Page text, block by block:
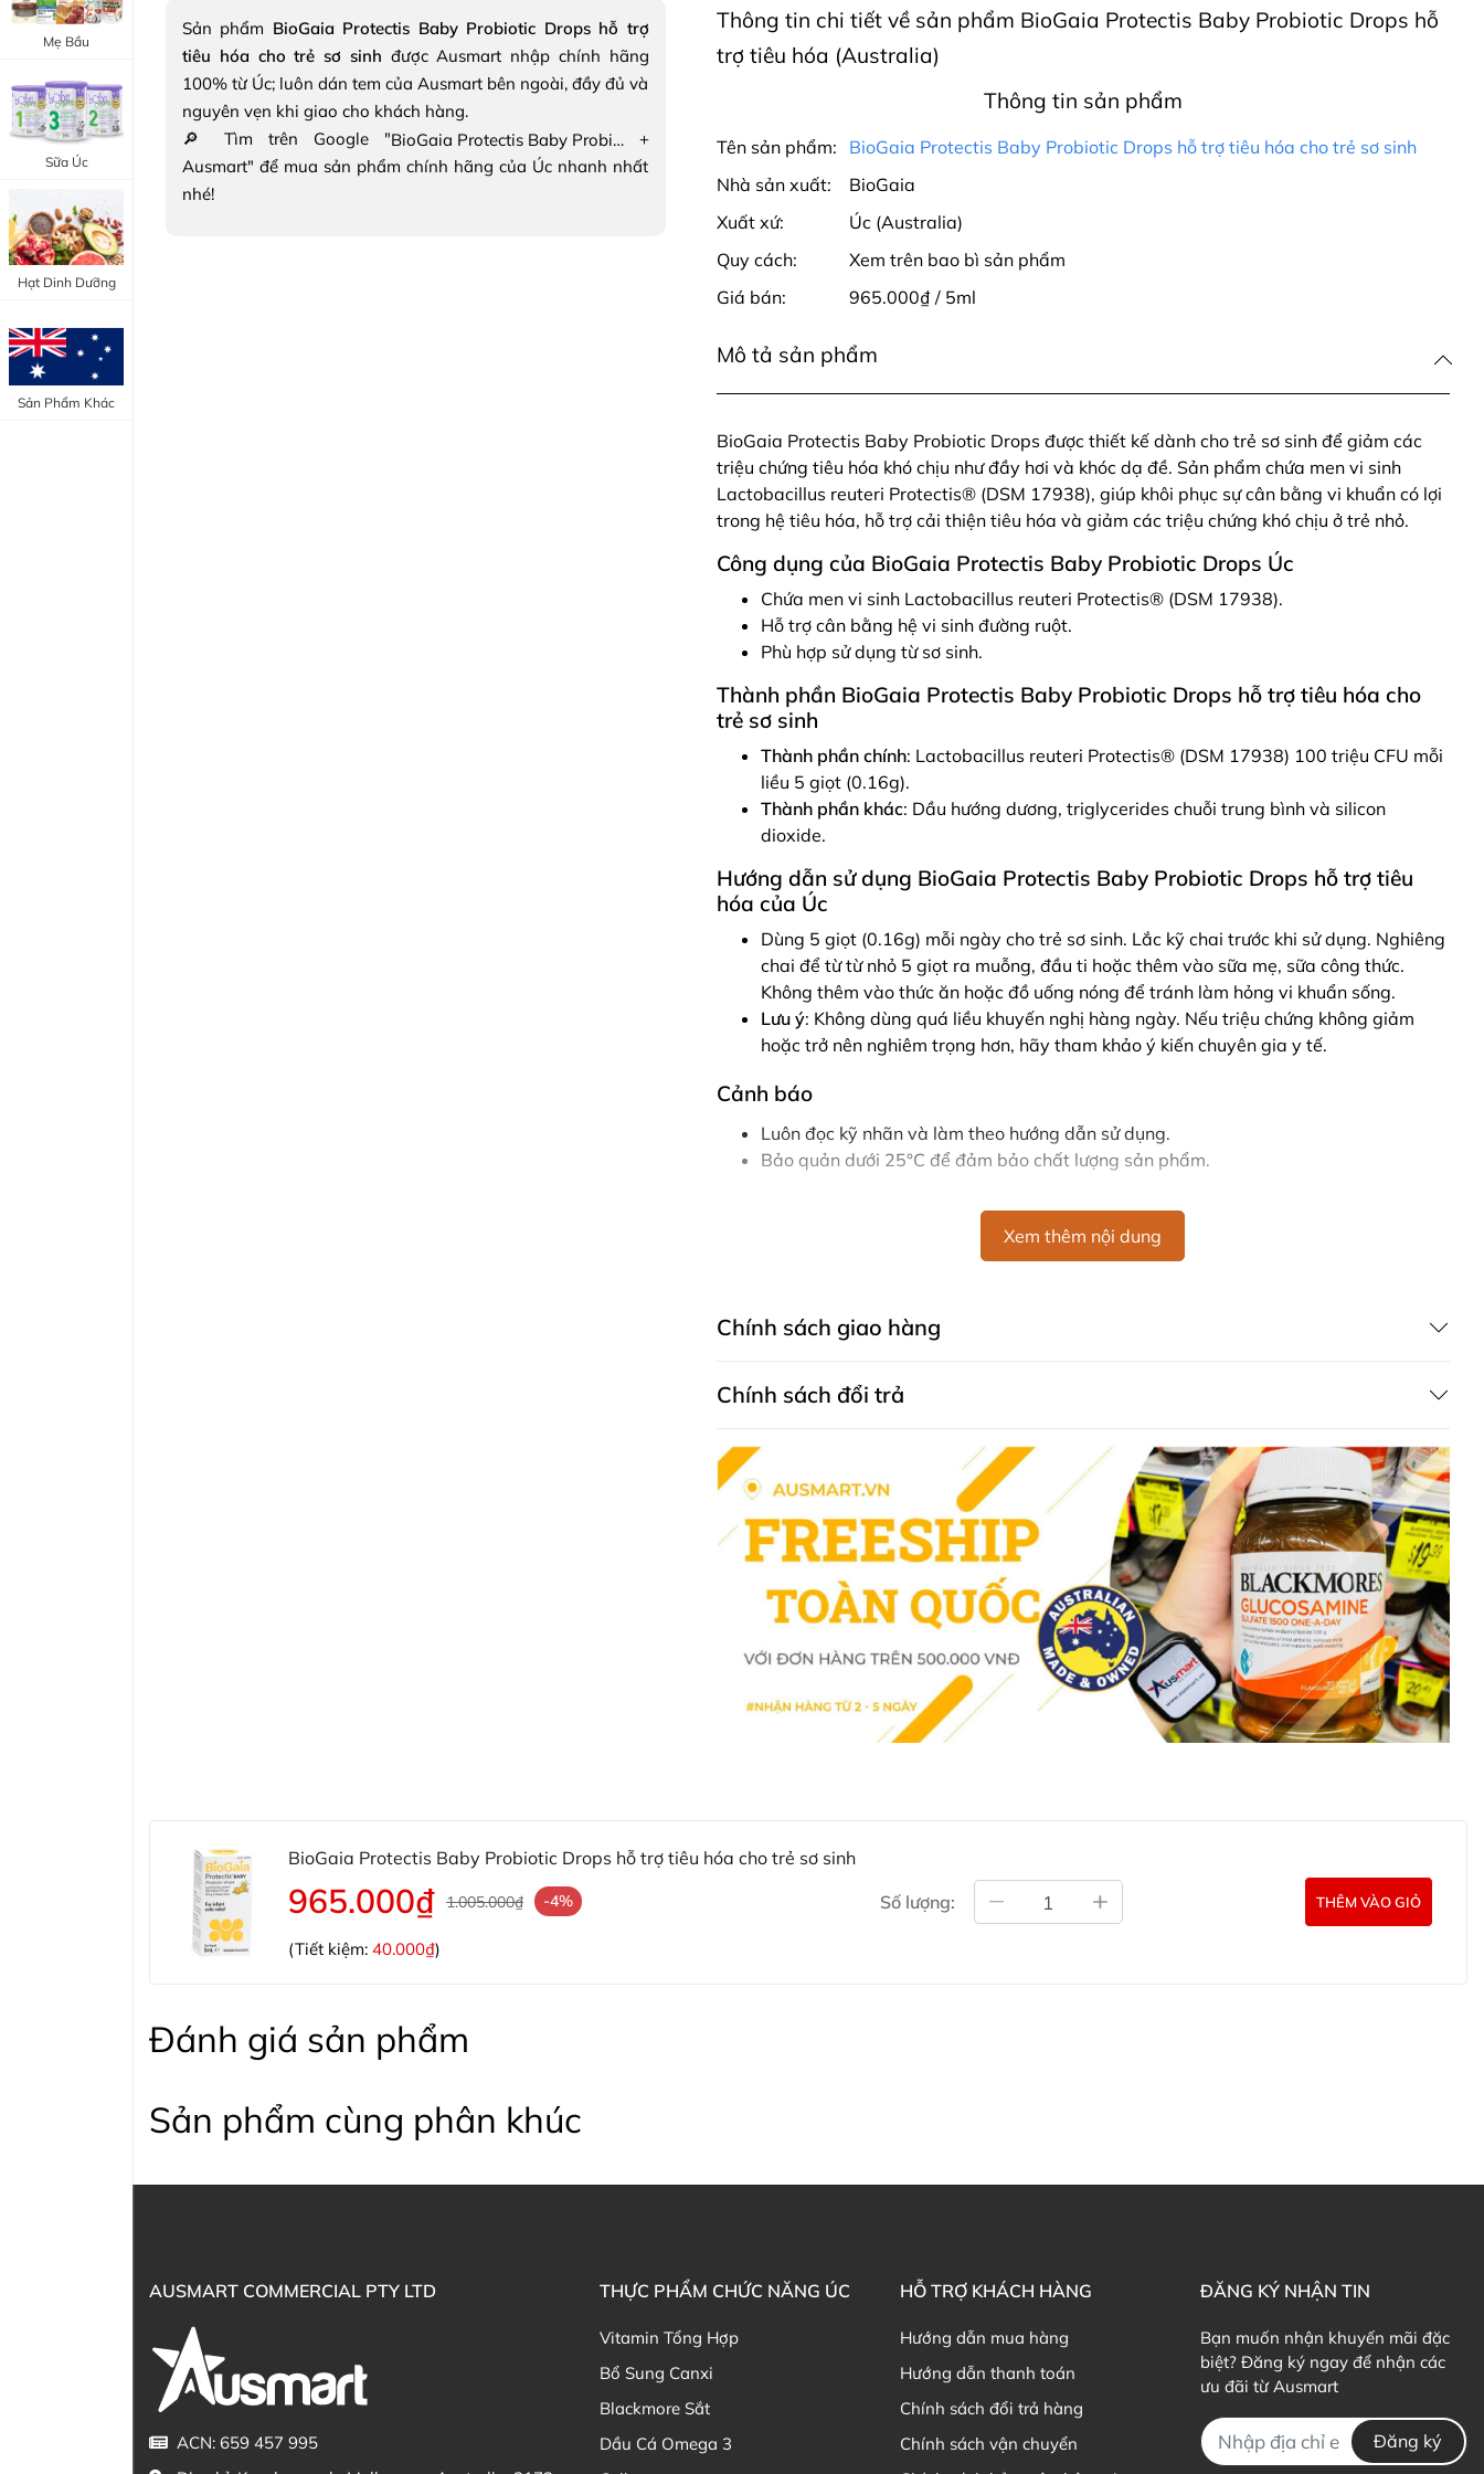
Bổ Khớp - Xương
Bổ Não - Tim Mạch
Canxi - Vitamin D
Trang Điểm Mắt
Trang Điểm Môi
Tẩy Trang - Toner
Dụng Cụ Trang Điểm
Mẹ Bầu
Sữa Úc
Hạt Dinh Dưỡng
Sản Phẩm Khác
Sản phẩm BioGaia Protectis Baby Probiotic Drops hỗ trợ
tiêu hóa cho trẻ sơ sinh được Ausmart nhập chính hãng
100% từ Úc; luôn dán tem của Ausmart bên ngoài, đầy đủ và
nguyên vẹn khi giao cho khách hàng.
🔎 Tìm trên Google "
BioGaia Protectis Baby Probiotic Drops hỗ trợ tiêu hóa cho trẻ sơ sinh+
Ausmart" để mua sản phẩm chính hãng của Úc nhanh nhất
nhé!
Thông tin chi tiết về sản phẩm BioGaia Protectis Baby Probiotic Drops hỗ
trợ tiêu hóa (Australia)
Thông tin sản phẩm
Tên sản phẩm:
BioGaia Protectis Baby Probiotic Drops hỗ trợ tiêu hóa cho trẻ sơ sinh
Nhà sản xuất:
BioGaia
Xuất xứ:
Úc (Australia)
Quy cách:
Xem trên bao bì sản phẩm
Giá bán:
965.000₫ / 5ml
Mô tả sản phẩm
BioGaia Protectis Baby Probiotic Drops được thiết kế dành cho trẻ sơ sinh để giảm các
triệu chứng tiêu hóa khó chịu như đầy hơi và khóc dạ đề. Sản phẩm chứa men vi sinh
Lactobacillus reuteri Protectis® (DSM 17938), giúp khôi phục sự cân bằng vi khuẩn có lợi
trong hệ tiêu hóa, hỗ trợ cải thiện tiêu hóa và giảm các triệu chứng khó chịu ở trẻ nhỏ.
Công dụng của BioGaia Protectis Baby Probiotic Drops Úc
Chứa men vi sinh Lactobacillus reuteri Protectis® (DSM 17938).
Hỗ trợ cân bằng hệ vi sinh đường ruột.
Phù hợp sử dụng từ sơ sinh.
Thành phần BioGaia Protectis Baby Probiotic Drops hỗ trợ tiêu hóa cho
trẻ sơ sinh
Thành phần chính: Lactobacillus reuteri Protectis® (DSM 17938) 100 triệu CFU mỗi
liều 5 giọt (0.16g).
Thành phần khác: Dầu hướng dương, triglycerides chuỗi trung bình và silicon
dioxide.
Hướng dẫn sử dụng BioGaia Protectis Baby Probiotic Drops hỗ trợ tiêu
hóa của Úc
Dùng 5 giọt (0.16g) mỗi ngày cho trẻ sơ sinh. Lắc kỹ chai trước khi sử dụng. Nghiêng
chai để từ từ nhỏ 5 giọt ra muỗng, đầu ti hoặc thêm vào sữa mẹ, sữa công thức.
Không thêm vào thức ăn hoặc đồ uống nóng để tránh làm hỏng vi khuẩn sống.
Lưu ý: Không dùng quá liều khuyến nghị hàng ngày. Nếu triệu chứng không giảm
hoặc trở nên nghiêm trọng hơn, hãy tham khảo ý kiến chuyên gia y tế.
Cảnh báo
Luôn đọc kỹ nhãn và làm theo hướng dẫn sử dụng.
Bảo quản dưới 25°C để đảm bảo chất lượng sản phẩm.
sinh, giúp cân bằng hệ vi sinh đường ruột và giảm triệu chứng đầy hơi, khóc dạ đề. Sản
phẩm này thích hợp sử dụng ngay từ khi trẻ mới sinh, giúp duy trì sức khỏe tiêu hóa cho
Warehouse Australia)
Mua BioGaia Protectis Baby Probiotic Drops hỗ trợ tiêu hóa cho trẻ sơ sinh
ở đâu?
Khách hàng có thể đặt mua BioGaia Protectis Baby Probiotic Drops hỗ trợ tiêu hóa trực
tiếp trên website hoặc liên hệ với các kênh tư vấn hỗ trợ khách hàng của Ausmart tại:
Facebook Ausmart.au| Hàng Úc chính hãng
Zalo Ausmart.au| Ausmart Commercial Pty Ltd (Australia)
Điện thoại liên hệ đặt hàng:
0902.571.389
Thạc sĩ Điều dưỡng & Cố vấn sản phẩm Lily Huỳnh Đã duyệt nội dung
Xem thêm nội dung
Chính sách giao hàng
Chính sách đổi trả
BioGaia Protectis Baby Probiotic Drops hỗ trợ tiêu hóa cho trẻ sơ sinh
965.000₫ 1.005.000₫ -4%
(Tiết kiệm: 40.000₫)
Số lượng: THÊM VÀO GIỎ
Đánh giá sản phẩm
Sản phẩm cùng phân khúc
AUSMART COMMERCIAL PTY LTD
ACN: 659 457 995
THỰC PHẨM CHỨC NĂNG ÚC
Vitamin Tổng Hợp
Bổ Sung Canxi
Blackmore Sắt
Dầu Cá Omega 3
HỖ TRỢ KHÁCH HÀNG
Hướng dẫn mua hàng
Hướng dẫn thanh toán
Chính sách đổi trả hàng
Chính sách vận chuyển
ĐĂNG KÝ NHẬN TIN
Bạn muốn nhận khuyến mãi đặc
biệt? Đăng ký ngay để nhận các
ưu đãi từ Ausmart
Đăng ký